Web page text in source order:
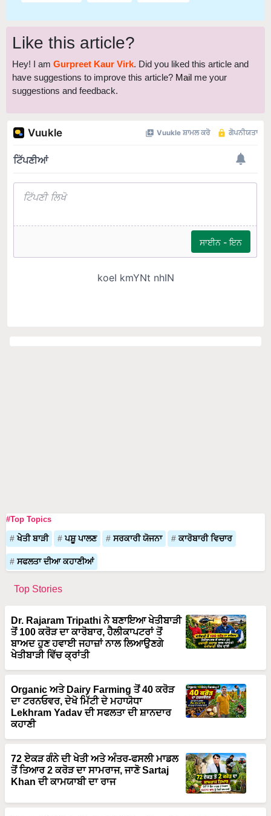
Like this article?
Hey! I am Gurpreet Kaur Virk. Did you liked this article and
have suggestions to improve this article? Mail me your
suggestions and feedback.
#Top Topics
ਖੇਤੀ ਬਾੜੀ ਪਸ਼ੂ ਪਾਲਣ ਸਰਕਾਰੀ ਯੋਜਨਾ ਕਾਰੋਬਾਰੀ ਵਿਚਾਰ
ਸਫਲਤਾ ਦੀਆ ਕਹਾਣੀਆਂ
Top Stories
Dr. Rajaram Tripathi ਨੇ ਬਣਾਇਆ ਖੇਤੀਬਾੜੀ
ਤੋਂ 100 ਕਰੋੜ ਦਾ ਕਾਰੋਬਾਰ, ਹੈਲੀਕਾਪਟਰਾਂ ਤੋਂ
ਬਾਅਦ ਹੁਣ ਹਵਾਈ ਜਹਾਜ਼ਾਂ ਨਾਲ ਲਿਆਉਣਗੇ
ਖੇਤੀਬਾੜੀ ਵਿੱਚ ਕ੍ਰਾਂਤੀ
Organic ਅਤੇ Dairy Farming ਤੋਂ 40 ਕਰੋੜ
ਦਾ ਟਰਨਓਵਰ, ਦੇਖੋ ਮਿੱਟੀ ਦੇ ਮਹਾਯੋਧਾ
Lekhram Yadav ਦੀ ਸਫਲਤਾ ਦੀ ਸ਼ਾਨਦਾਰ
ਕਹਾਣੀ
72 ਏਕੜ ਗੰਨੇ ਦੀ ਖੇਤੀ ਅਤੇ ਅੰਤਰ-ਫਸਲੀ ਮਾਡਲ
ਤੋਂ ਤਿਆਰ 2 ਕਰੋੜ ਦਾ ਸਾਮਰਾਜ, ਜਾਣੋ Sartaj
Khan ਦੀ ਕਾਮਯਾਬੀ ਦਾ ਰਾਜ